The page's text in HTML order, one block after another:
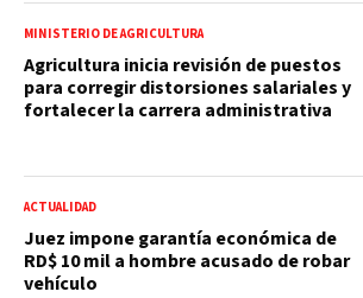
MINISTERIO DE AGRICULTURA
Agricultura inicia revisión de puestos
para corregir distorsiones salariales y
fortalecer la carrera administrativa
ACTUALIDAD
Juez impone garantía económica de
RD$ 10 mil a hombre acusado de robar
vehículo